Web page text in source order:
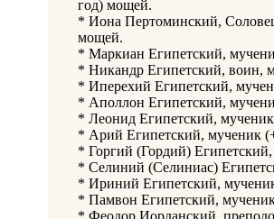
год) мощей.
* Иона Пертоминский,
мощей.
* Маркиан Египетский,
* Никандр Египетский, воин,
* Иперехий Египетский,
* Аполлон Египетский,
* Леонид Египетский,
* Арий Египетский, мученик
* Горгий (Гордий)
* Селиний (Селиниас)
* Ириний Египетский,
* Памвон Египетский,